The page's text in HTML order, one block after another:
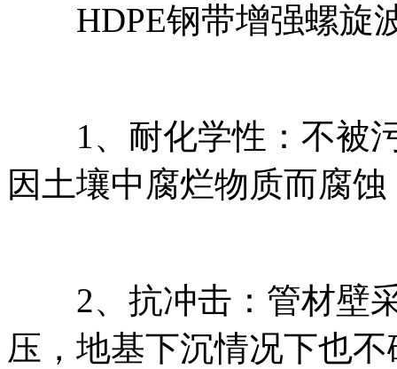
HDPE钢带增强螺旋
1、耐化学性：不被污
因土壤中腐烂物质而腐蚀
2、抗冲击：管材壁采
压，地基下沉情况下也